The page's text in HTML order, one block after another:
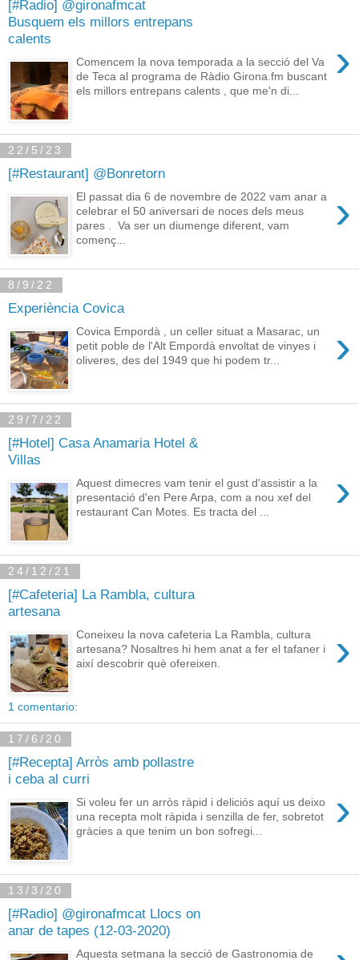
[#Radio] @gironafmcat
Busquem els millors entrepans
calents
›
Comencem la nova temporada a la secció del Va
de Teca al programa de Ràdio Girona.fm buscant
els millors entrepans calents , que me'n di...
22/5/23
[#Restaurant] @Bonretorn
›
El passat dia 6 de novembre de 2022 vam anar a
celebrar el 50 aniversari de noces dels meus
pares . Va ser un diumenge diferent, vam
començ...
8/9/22
Experiència Covica
›
Covica Empordà , un celler situat a Masarac, un
petit poble de l'Alt Empordà envoltat de vinyes i
oliveres, des del 1949 que hi podem tr...
29/7/22
[#Hotel] Casa Anamaria Hotel &
Villas
›
Aquest dimecres vam tenir el gust d'assistir a la
presentació d'en Pere Arpa, com a nou xef del
restaurant Can Motes. Es tracta del ...
24/12/21
[#Cafeteria] La Rambla, cultura
artesana
›
Coneixeu la nova cafeteria La Rambla, cultura
artesana? Nosaltres hi hem anat a fer el tafaner i
així descobrir què ofereixen.
1 comentario:
17/6/20
[#Recepta] Arròs amb pollastre
i ceba al curri
›
Si voleu fer un arròs ràpid i deliciós aquí us deixo
una recepta molt ràpida i senzilla de fer, sobretot
gràcies a que tenim un bon sofregi...
13/3/20
[#Radio] @gironafmcat Llocs on
anar de tapes (12-03-2020)
Aquesta setmana la secció de Gastronomia de